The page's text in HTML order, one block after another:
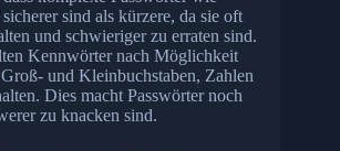
sind als kürzere, da sie oft
und schwieriger zu erraten sind.
Kennwörter nach Möglichkeit
und Kleinbuchstaben, Zahlen
Dies macht Passwörter noch
zu knacken sind.